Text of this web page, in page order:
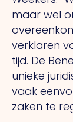
maar wel
verklaren
tijd. De
unieke
vaak
zaken te